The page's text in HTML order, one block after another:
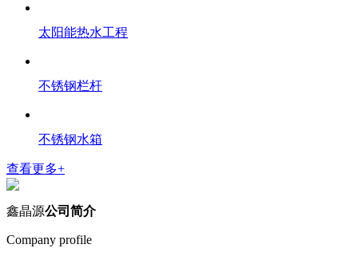
太阳能热水工程
不锈钢栏杆
不锈钢水箱
查看更多+
鑫晶源公司简介
Company profile